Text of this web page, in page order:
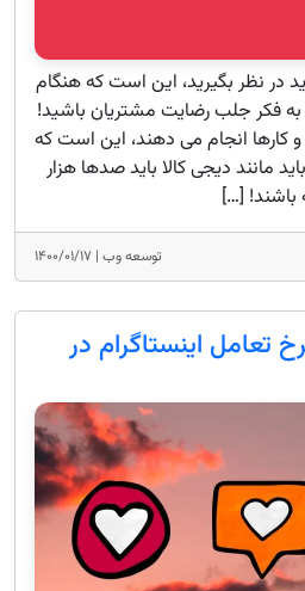
در نظر بگیرید، این است که هنگام
به فکر جلب رضایت مشتریان باشید!
کارها انجام می دهند، این است که
مانند دیجی کالا باید صدها هزار
[…]
توسعه وب | ۱۴۰۰/۰۱/۱۷
تعامل اینستاگرام در